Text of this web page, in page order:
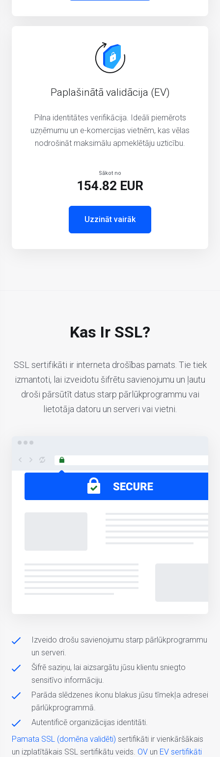
Paplašinātā validācija (EV)
Pilna identitātes verifikācija. Ideāli piemērots
uzņēmumu un e-komercijas vietnēm, kas vēlas
nodrošināt maksimālu apmeklētāju uzticību.
Sākot no
154.82 EUR
Uzzināt vairāk
Kas Ir SSL?
SSL sertifikāti ir interneta drošības pamats. Tie tiek
izmantoti, lai izveidotu šifrētu savienojumu un ļautu
droši pārsūtīt datus starp pārlūkprogrammu vai
lietotāja datoru un serveri vai vietni.
Izveido drošu savienojumu starp pārlūkprogrammu
un serveri.
Šifrē saziņu, lai aizsargātu jūsu klientu sniegto
sensitīvo informāciju.
Parāda slēdzenes ikonu blakus jūsu tīmekļa adresei
pārlūkprogrammā.
Autentificē organizācijas identitāti.
Pamata SSL (domēna validēti) sertifikāti ir vienkāršākais
un izplatītākais SSL sertifikātu veids. OV un EV sertifikāti